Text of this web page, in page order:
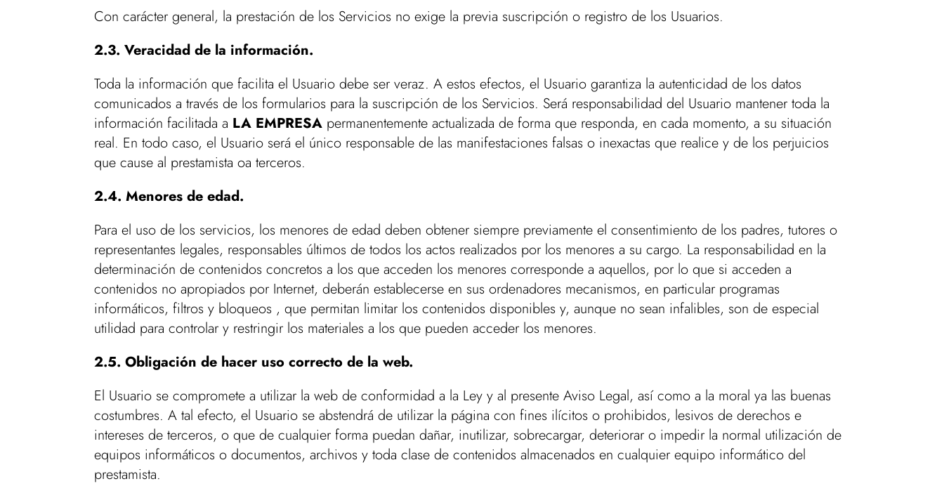
Con carácter general, la prestación de los Servicios no exige la previa suscripción o registro de los Usuarios.
2.3. Veracidad de la información.
Toda la información que facilita el Usuario debe ser veraz. A estos efectos, el Usuario garantiza la autenticidad de los datos
comunicados a través de los formularios para la suscripción de los Servicios. Será responsabilidad del Usuario mantener toda la
información facilitada a LA EMPRESA permanentemente actualizada de forma que responda, en cada momento, a su situación
real. En todo caso, el Usuario será el único responsable de las manifestaciones falsas o inexactas que realice y de los perjuicios
que cause al prestamista oa terceros.
2.4. Menores de edad.
Para el uso de los servicios, los menores de edad deben obtener siempre previamente el consentimiento de los padres, tutores o
representantes legales, responsables últimos de todos los actos realizados por los menores a su cargo. La responsabilidad en la
determinación de contenidos concretos a los que acceden los menores corresponde a aquellos, por lo que si acceden a
contenidos no apropiados por Internet, deberán establecerse en sus ordenadores mecanismos, en particular programas
informáticos, filtros y bloqueos , que permitan limitar los contenidos disponibles y, aunque no sean infalibles, son de especial
utilidad para controlar y restringir los materiales a los que pueden acceder los menores.
2.5. Obligación de hacer uso correcto de la web.
El Usuario se compromete a utilizar la web de conformidad a la Ley y al presente Aviso Legal, así como a la moral ya las buenas
costumbres. A tal efecto, el Usuario se abstendrá de utilizar la página con fines ilícitos o prohibidos, lesivos de derechos e
intereses de terceros, o que de cualquier forma puedan dañar, inutilizar, sobrecargar, deteriorar o impedir la normal utilización de
equipos informáticos o documentos, archivos y toda clase de contenidos almacenados en cualquier equipo informático del
prestamista.